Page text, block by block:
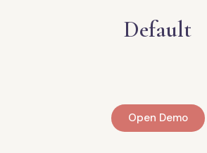
Default
Open Demo